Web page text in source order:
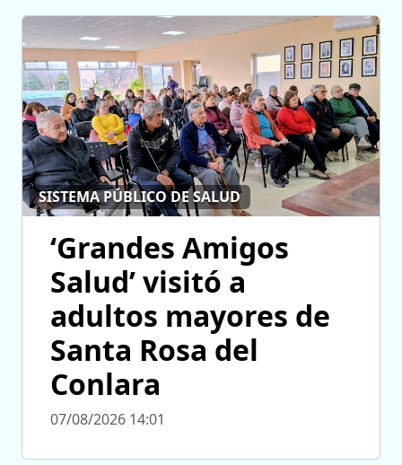
SISTEMA PÚBLICO DE SALUD
‘Grandes Amigos
Salud’ visitó a
adultos mayores de
Santa Rosa del
Conlara
07/08/2026 14:01